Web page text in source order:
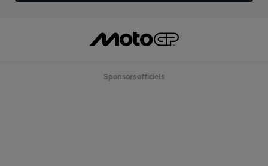
Sponsors officiels